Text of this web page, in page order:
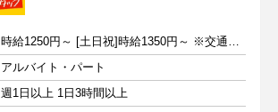
時給1250円～ [土日祝]時給1350円～ ※交通費全額支給
アルバイト・パート
週1日以上 1日3時間以上